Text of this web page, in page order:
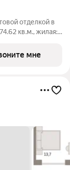
отделкой в
кв.м., жилая:
и двумя
мне